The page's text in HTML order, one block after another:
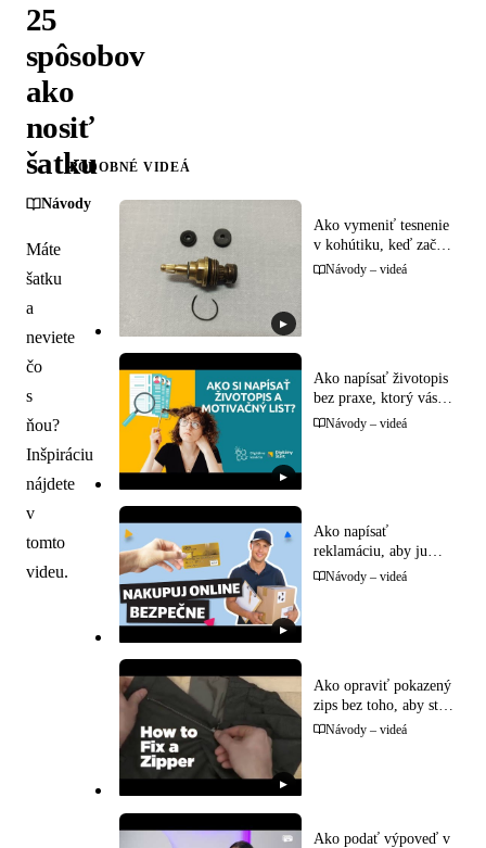
25
spôsobov
ako
nosiť
šatku
Návody
Máte
šatku
a
neviete
čo
s
ňou?
Inšpiráciu
nájdete
v
tomto
videu.
PODOBNÉ VIDEÁ
▶
Ako vymeniť tesnenie
v kohútiku, keď začne
kvapkať
Návody – videá
▶
Ako napísať životopis
bez praxe, ktorý vás
dostane na pohovor
Návody – videá
▶
Ako napísať
reklamáciu, aby ju
predajca nemohol
Návody – videá
▶
Ako opraviť pokazený
zips bez toho, aby ste
museli niesť bundu
Návody – videá
Ako podať výpoveď v